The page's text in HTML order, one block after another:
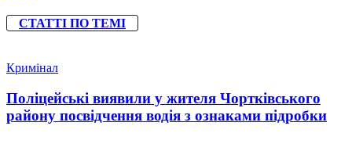
СТАТТІ ПО ТЕМІ
Кримінал
Поліцейські виявили у жителя Чортківського
району посвідчення водія з ознаками підробки